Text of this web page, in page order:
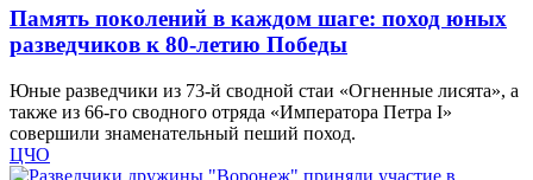
Память поколений в каждом шаге: поход юных
разведчиков к 80-летию Победы
Юные разведчики из 73-й сводной стаи «Огненные лисята», а
также из 66-го сводного отряда «Императора Петра I»
совершили знаменательный пеший поход.
ЦЧО